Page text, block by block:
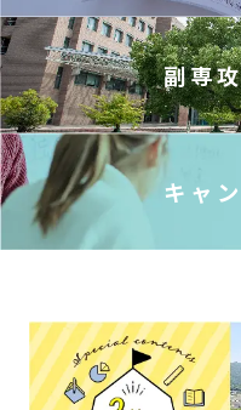
副専
キャ